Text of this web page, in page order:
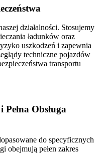
działalności. Stosujemy
ładunków oraz
uszkodzeń i zapewnia
techniczne pojazdów
transportu
Obsługa
do specyficznych
obejmują pełen zakres